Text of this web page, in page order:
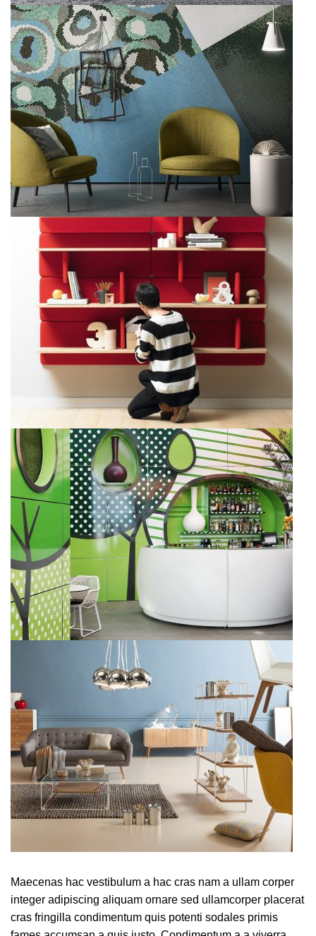
Maecenas hac vestibulum a hac cras nam a ullam corper
integer adipiscing aliquam ornare sed ullamcorper placerat
cras fringilla condimentum quis potenti sodales primis